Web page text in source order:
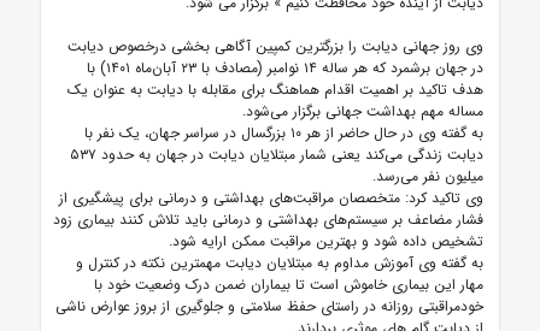
وی روز جهانی دیابت را بزرگترین کمپین آگاهی بخشی درخصوص دیابت
در جهان برشمرد که هر ساله ۱۴ نوامبر (مصادف با ۲۳ آبان‌ماه ۱۴۰۱) با
هدف تاکید بر اهمیت اقدام هماهنگ برای مقابله با دیابت به عنوان یک
مساله مهم بهداشت جهانی برگزار می‌شود.
به گفته وی در حال حاضر از هر ۱۰ بزرگسال در سراسر جهان، یک نفر با
دیابت زندگی می‌کند یعنی شمار مبتلایان دیابت در جهان به حدود ۵۳۷
میلیون نفر می‌رسد.
وی تاکید کرد: متخصصان مراقبت‌های بهداشتی و درمانی برای پیشگیری از
فشار مضاعف بر سیستم‌های بهداشتی و درمانی باید تلاش کنند بیماری زود
تشخیص داده شود و بهترین مراقبت ممکن ارایه شود.
به گفته وی آموزش مداوم به مبتلایان دیابت مهمترین نکته در کنترل و
مهار این بیماری خاموش است تا بیماران ضمن درک وضعیت خود با
خودمراقبتی روزانه در راستای حفظ سلامتی و جلوگیری از بروز عوارض ناشی